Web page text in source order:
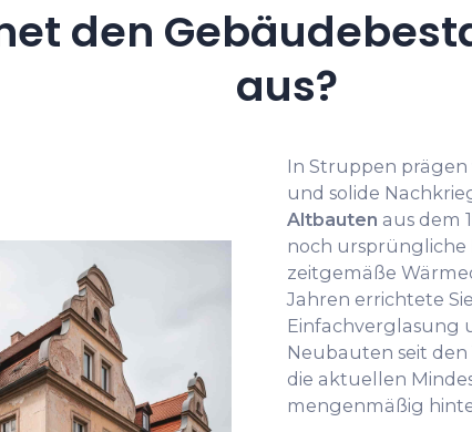
den
aus?
In Struppen
und solide
Altbauten aus dem
noch
zeitgemäße
Jahren errichtete
Einfachverglasung
Neubauten seit
die aktuellen
mengenmäßig